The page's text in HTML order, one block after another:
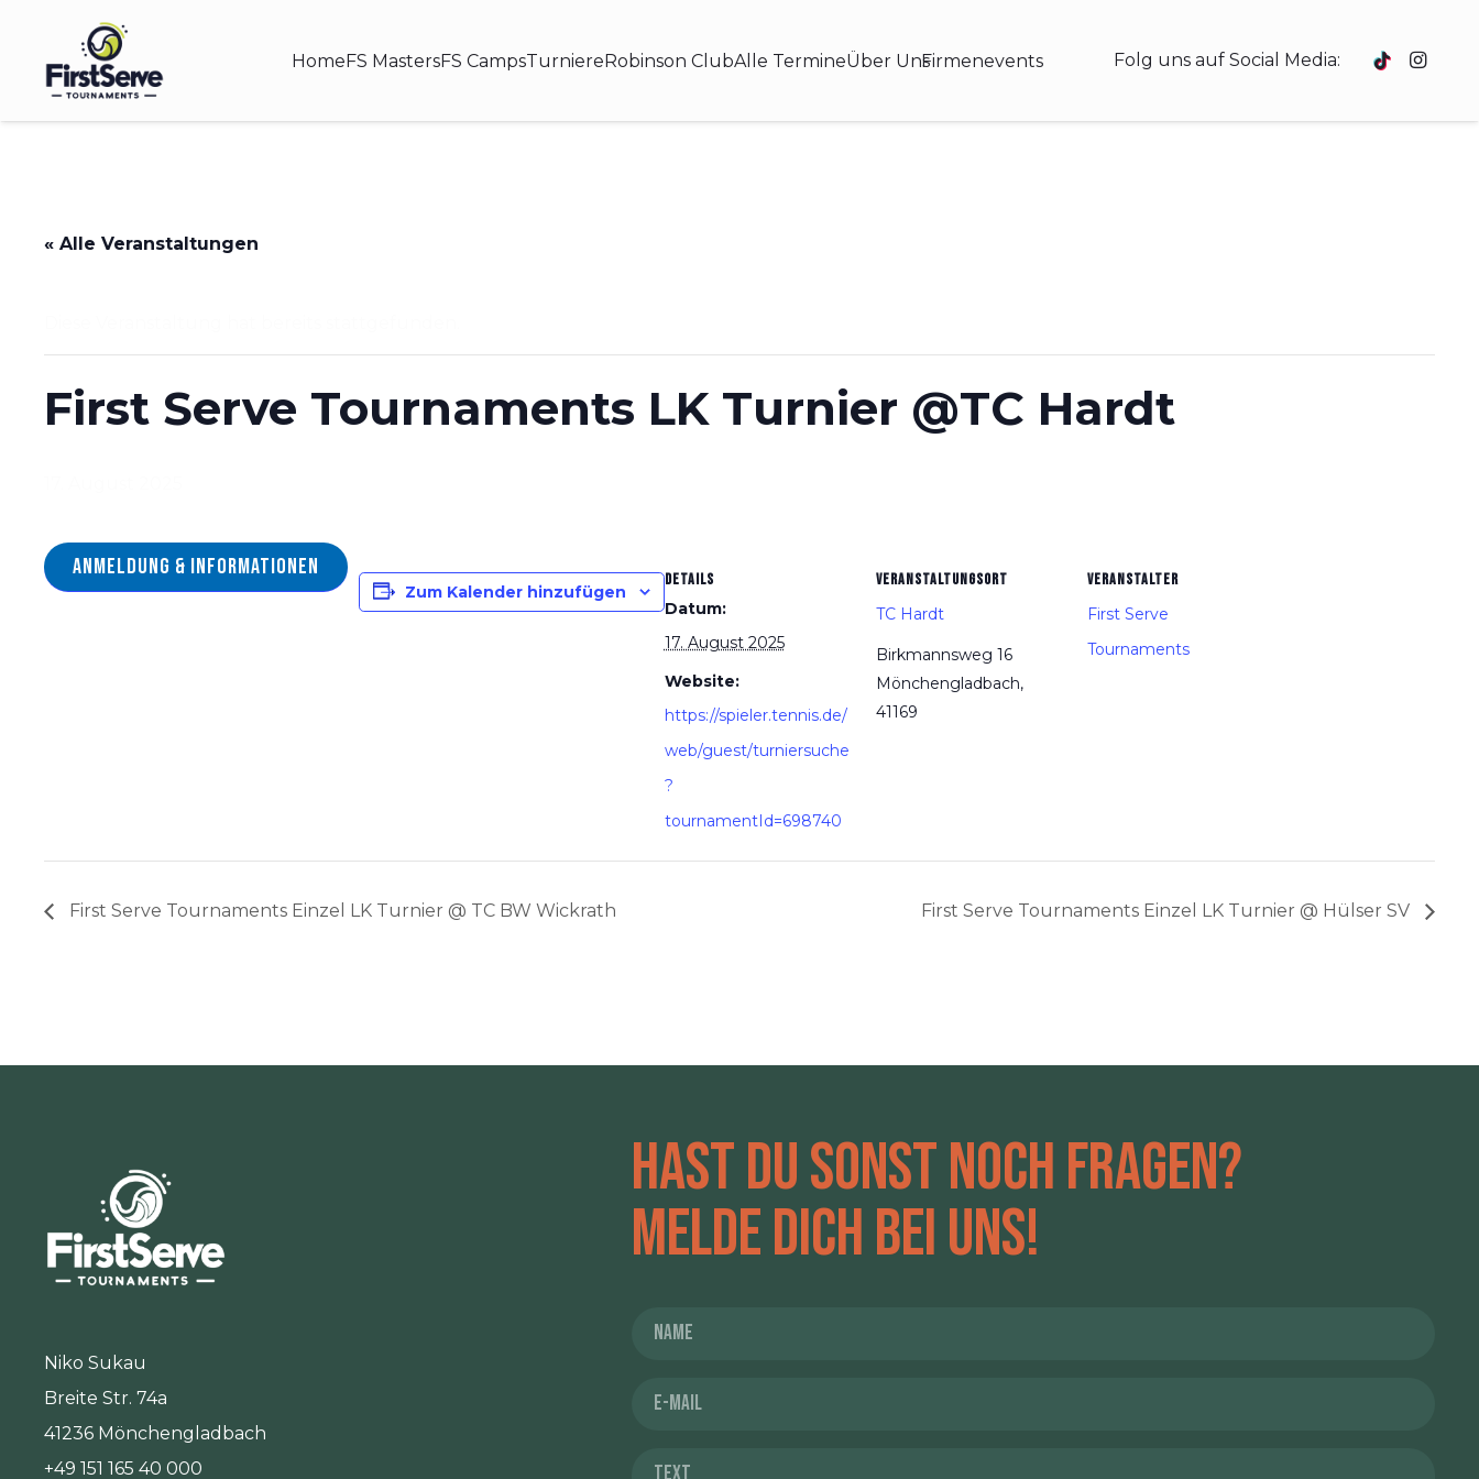
HomeFS MastersFS CampsTurniereRobinson ClubAlle TermineÜber UnsFirmenevents Folg uns auf Social Media:
« Alle Veranstaltungen
First Serve Tournaments LK Turnier @TC Hardt
Anmeldung & Informationen
Zum Kalender hinzufügen
DETAILS
Datum:
17. August 2025
Website:
https://spieler.tennis.de/
web/guest/turniersuche
?
tournamentId=698740
VERANSTALTUNGSORT
TC Hardt
Birkmannsweg 16
Mönchengladbach,
41169
VERANSTALTER
First Serve
Tournaments
First Serve Tournaments Einzel LK Turnier @ TC BW Wickrath First Serve Tournaments Einzel LK Turnier @ Hülser SV
Niko Sukau
Breite Str. 74a
41236 Mönchengladbach
+49 151 165 40 000
Hast du sonst noch Fragen?
Melde dich bei uns!